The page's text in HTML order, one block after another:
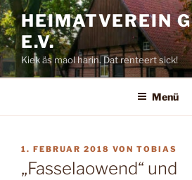
Zum
Inhalt
springen
HEIMATVEREIN
E.V.
Kiek äs maol harin. Dat renteert sick!
Menü
VERÖFFENTLICHT
AM
1. FEBRUAR 2018 VON TOBIAS
„Fasselaowend“ und